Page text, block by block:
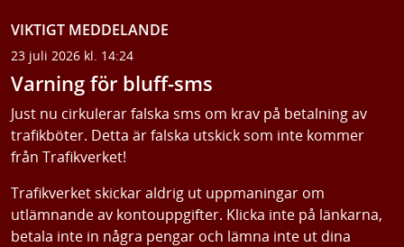
VIKTIGT MEDDELANDE
23 juli 2026 kl. 14:24
Varning för bluff-sms
Just nu cirkulerar falska sms om krav på betalning av
trafikböter. Detta är falska utskick som inte kommer
från Trafikverket!
Trafikverket skickar aldrig ut uppmaningar om
utlämnande av kontouppgifter. Klicka inte på länkarna,
betala inte in några pengar och lämna inte ut dina